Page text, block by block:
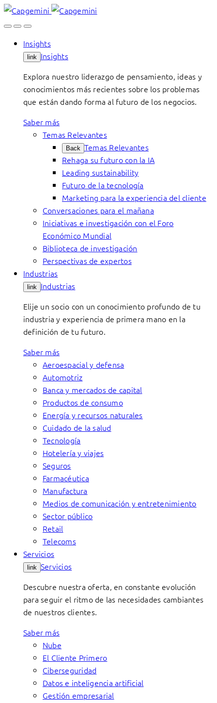
Skip
to
Insights
link Insights
Explora nuestro liderazgo de pensamiento, ideas y
conocimientos más recientes sobre los problemas
que están dando forma al futuro de los negocios.
Saber más
Temas Relevantes
Back Temas Relevantes
Rehaga su futuro con la IA
Leading sustainability
Futuro de la tecnología
Marketing para la experiencia del cliente
Conversaciones para el mañana
Iniciativas e investigación con el Foro
Económico Mundial
Biblioteca de investigación
Perspectivas de expertos
Industrias
link Industrias
Elije un socio con un conocimiento profundo de tu
industria y experiencia de primera mano en la
definición de tu futuro.
Saber más
Aeroespacial y defensa
Automotriz
Banca y mercados de capital
Productos de consumo
Energía y recursos naturales
Cuidado de la salud
Tecnología
Hotelería y viajes
Seguros
Farmacéutica
Manufactura
Medios de comunicación y entretenimiento
Sector público
Retail
Telecoms
Servicios
link Servicios
Descubre nuestra oferta, en constante evolución
para seguir el ritmo de las necesidades cambiantes
de nuestros clientes.
Saber más
Nube
El Cliente Primero
Ciberseguridad
Datos e inteligencia artificial
Gestión empresarial